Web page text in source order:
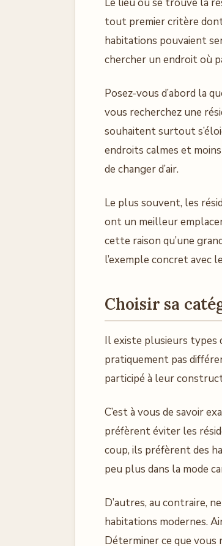
tout premier critère
habitations pouvaient
chercher un endroit où
Posez-vous d’abord la
vous recherchez une
souhaitent surtout
endroits calmes et
de changer d’air.
Le plus souvent, les
ont un meilleur
cette raison qu’une
l’exemple concret avec le
Choisir sa
Il existe plusieurs types
pratiquement pas
participé à leur
C’est à vous de savoir
préfèrent éviter les
coup, ils préfèrent des
peu plus dans la mode
D’autres, au contraire,
habitations modernes.
Déterminer ce que vous